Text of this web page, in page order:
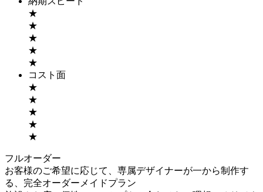
★
★
★
★
★
コスト面
★
★
★
★
★
フルオーダー
お客様のご希望に応じて、専属デザイナーが一から制作す
る、完全オーダーメイドプラン